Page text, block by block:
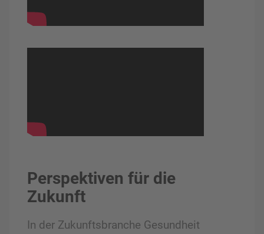
Perspektiven für die
Zukunft
In der Zukunftsbranche Gesundheit